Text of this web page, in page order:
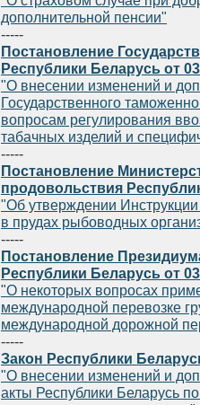
дополнительной пенсии"
-----
Постановление
Республики Беларусь от
"О внесении изменений и
Государственного
вопросам регулирования
табачных изделий и
-----
Постановление
продовольствия
"Об утверждении
в прудах рыбоводных
-----
Постановление
Республики Беларусь от
"О некоторых вопросах
международной перевозке
международной дорожной
-----
Закон Республики
"О внесении изменений и
акты Республики Беларусь